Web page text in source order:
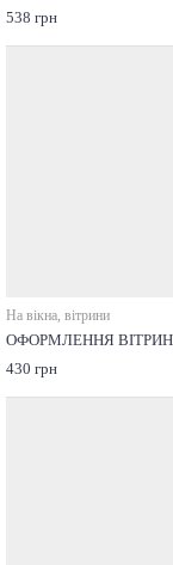
538 грн
На вікна, вітрини
ОФОРМЛЕННЯ
430 грн